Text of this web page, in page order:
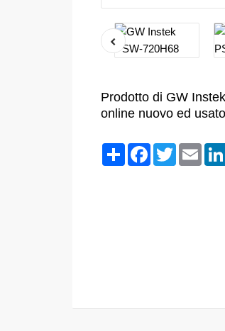
Prodotto di GW
online nuovo ed
CondividiFacebook
Twitter